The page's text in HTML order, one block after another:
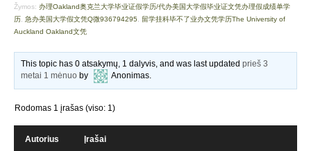
Žymos: 办理Oakland奥克兰大学毕业证假学历/代办美国大学假毕业证文凭办理假成绩单学
历 急办美国大学假文凭Q微936794295
留学挂科毕不了业办文凭学历The University of
Auckland Oakland文凭
This topic has 0 atsakymų, 1 dalyvis, and was last updatedprieš 3
metai 1 mėnuo by Anonimas.
Rodomas 1 įrašas (viso: 1)
Autorius Įrašai